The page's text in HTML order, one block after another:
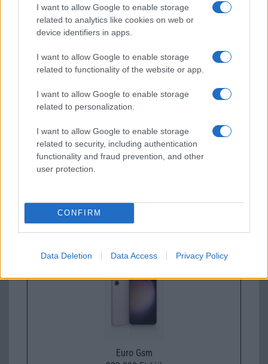
I want to allow Google to enable storage
related to analytics like cookies on web or
device identifiers in apps.
I want to allow Google to enable storage
related to functionality of the website or app.
I want to allow Google to enable storage
related to personalization.
I want to allow Google to enable storage
related to security, including authentication
functionality and fraud prevention, and other
user protection.
CONFIRM
Data Deletion Data Access Privacy Policy
310.000 Ft (használt)
Euro Gsm